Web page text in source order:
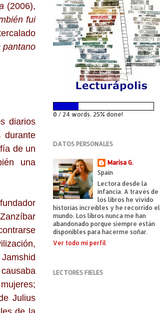
(2006),
fui
pantano
diarios
durante
de un
una
Julius
0 / 24 words. 25% done!
DATOS PERSONALES
Marisa G.
Spain
Lectora desde la
infancia. A través de
los libros he vivido
historias increíbles y he recorrido el
mundo. Los libros nunca me han
abandonado porque siempre están
disponibles para hacerme soñar.
Ver todo mi perfil
LECTORES FIELES